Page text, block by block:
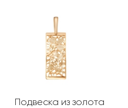
Подвеска из золота